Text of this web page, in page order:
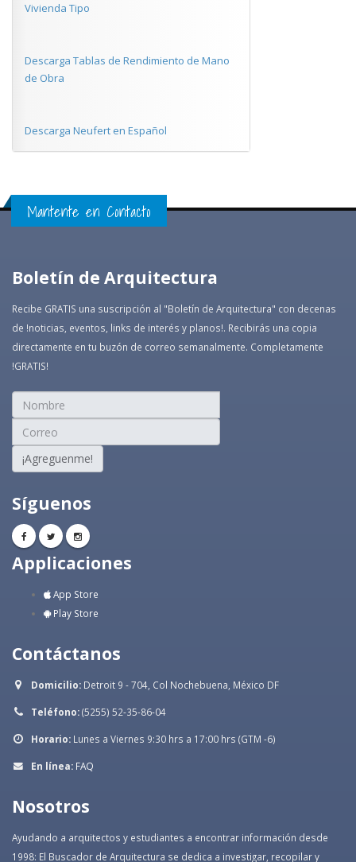
Vivienda Tipo
Descarga Tablas de Rendimiento de Mano
de Obra
Descarga Neufert en Español
Mantente en Contacto
Boletín de Arquitectura
Recibe GRATIS una suscripción al "Boletín de Arquitectura" con decenas
de !noticias, eventos, links de interés y planos!. Recibirás una copia
directamente en tu buzón de correo semanalmente. Completamente
!GRATIS!
¡Agreguenme!
Síguenos
Applicaciones
App Store
Play Store
Contáctanos
Domicilio: Detroit 9 - 704, Col Nochebuena, México DF
Teléfono:(5255) 52-35-86-04
Horario: Lunes a Viernes 9:30 hrs a 17:00 hrs (GTM -6)
En línea: FAQ
Nosotros
Ayudando a arquitectos y estudiantes a encontrar información desde
1998: El Buscador de Arquitectura se dedica a investigar, recopilar y